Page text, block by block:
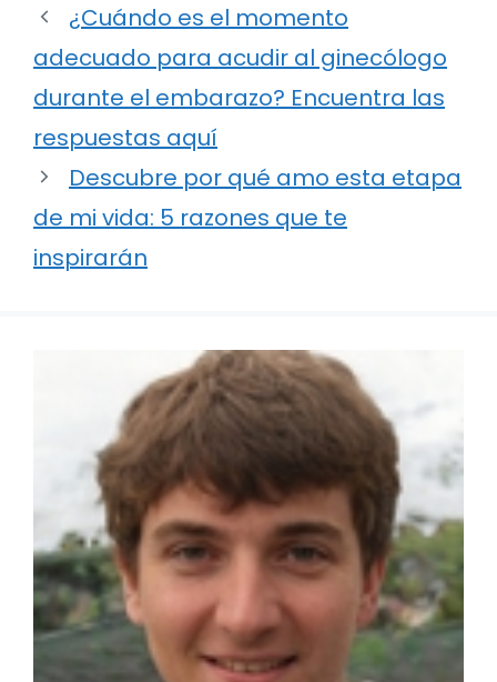
¿Cuándo es el momento
adecuado para acudir al ginecólogo
durante el embarazo? Encuentra las
respuestas aquí
Descubre por qué amo esta etapa
de mi vida: 5 razones que te
inspirarán